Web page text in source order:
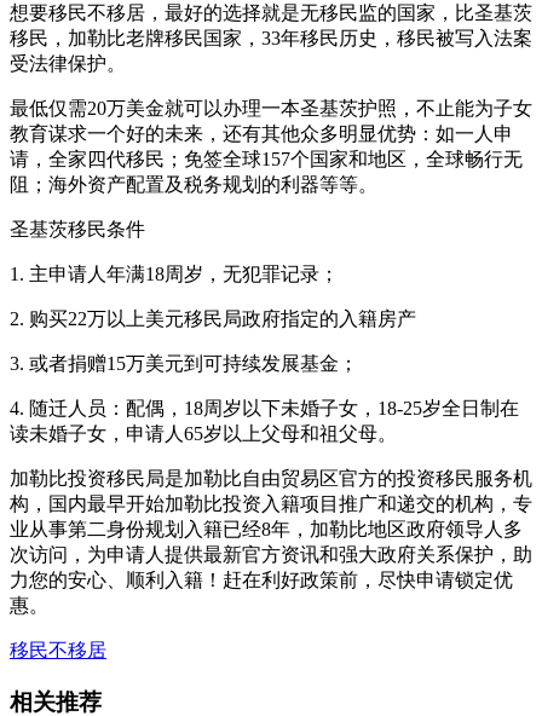
想要移民不移居，最好的选择就是无移民监的国家，比圣基茨
移民，加勒比老牌移民国家，33年移民历史，移民被写入法案
受法律保护。
最低仅需20万美金就可以办理一本圣基茨护照，不止能为子女
教育谋求一个好的未来，还有其他众多明显优势：如一人申
请，全家四代移民；免签全球157个国家和地区，全球畅行无
阻；海外资产配置及税务规划的利器等等。
圣基茨移民条件
1. 主申请人年满18周岁，无犯罪记录；
2. 购买22万以上美元移民局政府指定的入籍房产
3. 或者捐赠15万美元到可持续发展基金；
4. 随迁人员：配偶，18周岁以下未婚子女，18-25岁全日制在
读未婚子女，申请人65岁以上父母和祖父母。
加勒比投资移民局是加勒比自由贸易区官方的投资移民服务机
构，国内最早开始加勒比投资入籍项目推广和递交的机构，专
业从事第二身份规划入籍已经8年，加勒比地区政府领导人多
次访问，为申请人提供最新官方资讯和强大政府关系保护，助
力您的安心、顺利入籍！赶在利好政策前，尽快申请锁定优
惠。
移民不移居
相关推荐